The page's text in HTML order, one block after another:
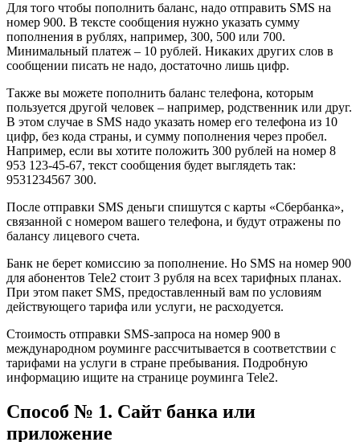
Для того чтобы пополнить баланс, надо отправить SMS на
номер 900. В тексте сообщения нужно указать сумму
пополнения в рублях, например, 300, 500 или 700.
Минимальный платеж – 10 рублей. Никаких других слов в
сообщении писать не надо, достаточно лишь цифр.
Также вы можете пополнить баланс телефона, которым
пользуется другой человек – например, родственник или друг.
В этом случае в SMS надо указать номер его телефона из 10
цифр, без кода страны, и сумму пополнения через пробел.
Например, если вы хотите положить 300 рублей на номер 8
953 123-45-67, текст сообщения будет выглядеть так:
9531234567 300.
После отправки SMS деньги спишутся с карты «Сбербанка»,
связанной с номером вашего телефона, и будут отражены по
балансу лицевого счета.
Банк не берет комиссию за пополнение. Но SMS на номер 900
для абонентов Tele2 стоит 3 рубля на всех тарифных планах.
При этом пакет SMS, предоставленный вам по условиям
действующего тарифа или услуги, не расходуется.
Стоимость отправки SMS-запроса на номер 900 в
международном роуминге рассчитывается в соответствии с
тарифами на услуги в стране пребывания. Подробную
информацию ищите на странице роуминга Tele2.
Способ № 1. Сайт банка или
приложение